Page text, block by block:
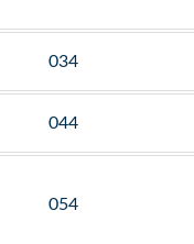
034
044
054